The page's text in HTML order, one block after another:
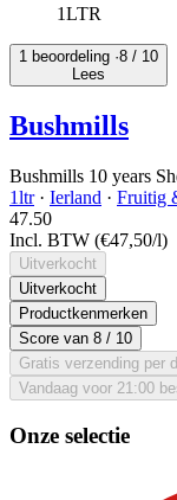
1LTR
1 beoordeling ·8 / 10
Lees
Bushmills
Bushmills 10 years
1ltr· Ierland · Fruitig
47.50
Incl. BTW (€47,50/l)
Uitverkocht
Uitverkocht
Productkenmerken
Score van 8 / 10
Gratis verzending per
Vandaag voor 21:00
Onze selectie